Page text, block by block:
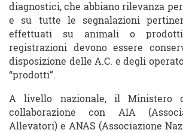
diagnostici, che abbiano rilevanza
e su tutte le segnalazioni
effettuati su animali o
registrazioni devono essere
disposizione delle A.C. e degli
“prodotti”.
A livello nazionale, il Ministero
collaborazione con AIA
Allevatori) e ANAS (Associazione